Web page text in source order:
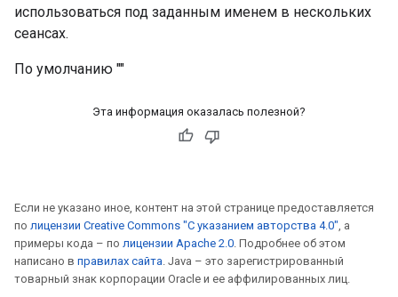
использоваться под заданным именем в нескольких
сеансах.
По умолчанию ""
Эта информация оказалась полезной?
Если не указано иное, контент на этой странице предоставляется
по лицензии Creative Commons "С указанием авторства 4.0", а
примеры кода – по лицензии Apache 2.0. Подробнее об этом
написано в правилах сайта. Java – это зарегистрированный
товарный знак корпорации Oracle и ее аффилированных лиц.